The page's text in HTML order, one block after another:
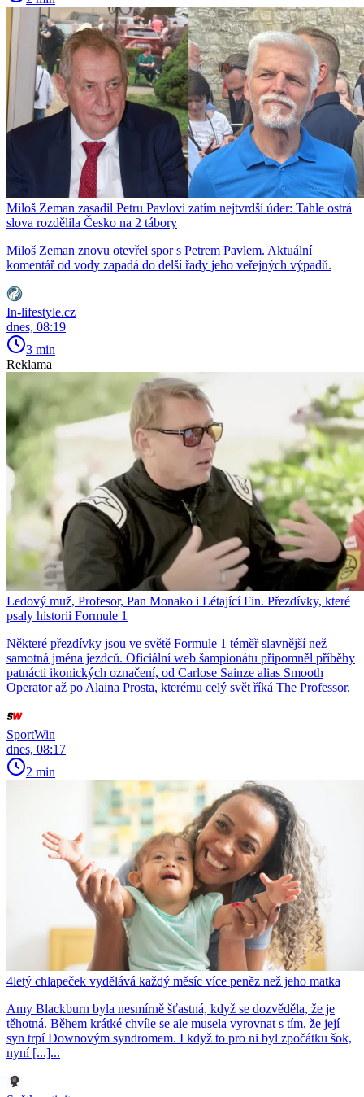
Miloš Zeman zasadil Petru Pavlovi zatím nejtvrdší úder: Tahle ostrá
slova rozdělila Česko na 2 tábory
Miloš Zeman znovu otevřel spor s Petrem Pavlem. Aktuální
komentář od vody zapadá do delší řady jeho veřejných výpadů.
In-lifestyle.cz
dnes, 08:19
3 min
Reklama
Ledový muž, Profesor, Pan Monako i Létající Fin. Přezdívky, které
psaly historii Formule 1
Některé přezdívky jsou ve světě Formule 1 téměř slavnější než
samotná jména jezdců. Oficiální web šampionátu připomněl příběhy
patnácti ikonických označení, od Carlose Sainze alias Smooth
Operator až po Alaina Prosta, kterému celý svět říká The Professor.
SportWin
dnes, 08:17
2 min
4letý chlapeček vydělává každý měsíc více peněz než jeho matka
Amy Blackburn byla nesmírně šťastná, když se dozvěděla, že je
těhotná. Během krátké chvíle se ale musela vyrovnat s tím, že její
syn trpí Downovým syndromem. I když to pro ni byl zpočátku šok,
nyní [...]...